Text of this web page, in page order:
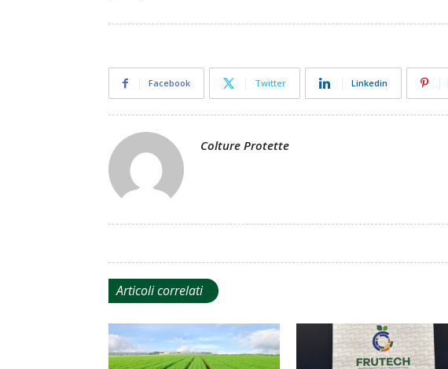
Facebook Twitter Linkedin
Colture Protette
Articoli correlati